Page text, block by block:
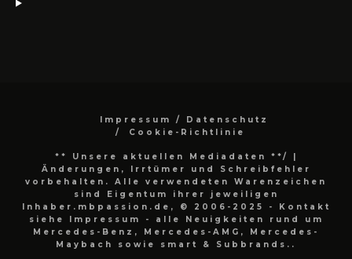
Impressum / Datenschutz
Cookie-Richtlinie
** Unsere aktuellen Mediadaten **/
|
Änderungen, Irrtümer und Schreibfehler
vorbehalten. Alle verwendeten Warenzeichen
sind Eigentum ihrer jeweiligen
Inhaber.mbpassion.de, © 2006-2025 - Kontakt
siehe Impressum - alle Neuigkeiten rund um
Mercedes-Benz, Mercedes-AMG, Mercedes-
Maybach sowie smart & Subbrands..